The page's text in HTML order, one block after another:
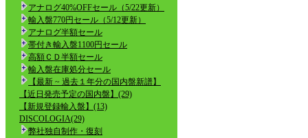
アナログ40%OFFセール（5/22更新）
輸入盤770円セール（5/12更新）
アナログ半額セール
帯付き輸入盤1100円セール
高額ＣＤ半額セール
輸入盤在庫処分セール
【最新 ~ 過去１年分の国内盤新譜】
【近日発売予定の国内盤】(29)
【新規登録輸入盤】(13)
DISCOLOGIA(29)
弊社独自制作・復刻